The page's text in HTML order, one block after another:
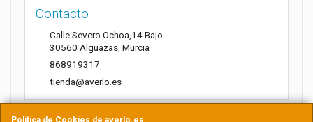
Política de Cookies de averlo.es
Contacto
Calle Severo Ochoa,14 Bajo
30560 Alguazas Murcia
868919317
tienda@averlo.es